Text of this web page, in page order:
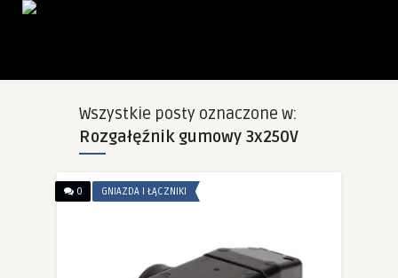
Wszystkie posty oznaczone w:
Rozgałęźnik gumowy 3x250V
0 GNIAZDA I ŁĄCZNIKI